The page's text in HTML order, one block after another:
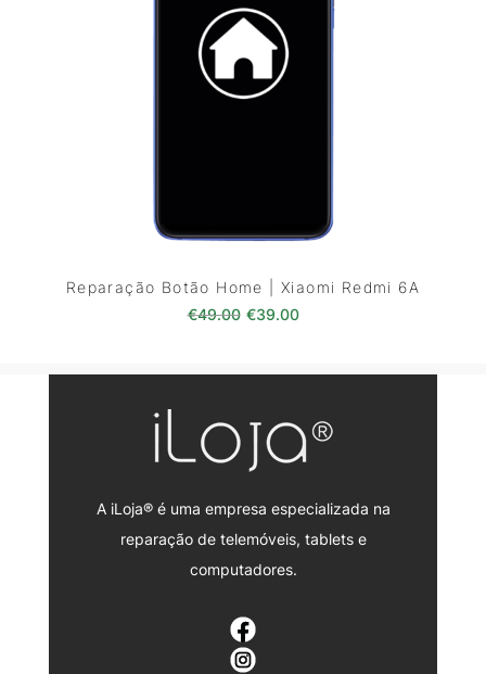
Reparação Botão Home | Xiaomi Redmi 6A
€49.00 O preço original era: €49.00.
€39.00O preço atual é:
A iLoja® é uma empresa especializada na
reparação de telemóveis, tablets e
computadores.